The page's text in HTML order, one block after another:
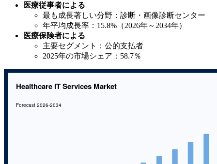
医療従事者による
最も成長著しい分野：診断・画像診断センター
年平均成長率：15.8%（2026年～2034年）
医療保険者による
主要セグメント：公的支払者
2025年の市場シェア：58.7％